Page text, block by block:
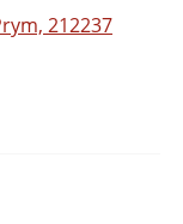
212237